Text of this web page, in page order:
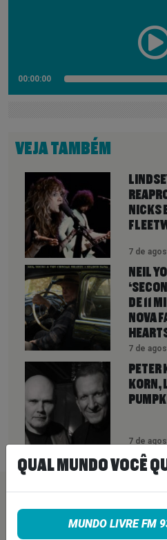
00:00:00
VEJA TAMBÉM
NICKS
7 de
NEIL
DE 11
NOVA
7 de
KORN,
7 de
PEÇA SUA
QUAL MUNDO VOCÊ
MUNDO LIVRE FM